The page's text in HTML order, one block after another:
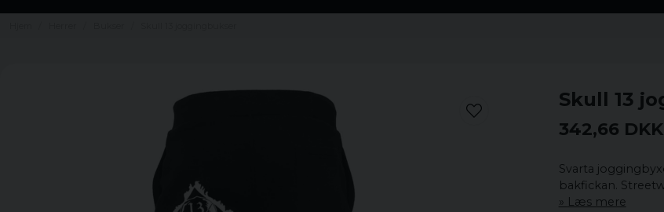
Skull 13
342,66 DKK
Svarta
bakfickan.
Læs mere